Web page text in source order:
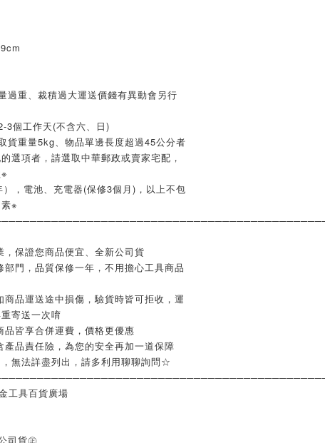
過重、裁積過大運送價錢有異動會另行
3個工作天(不含六、日)
貨重量5kg、物品單邊長度超過45公分者
選項者，請選取中華郵政或賣家宅配，
，電池、充電器(保修3個月)，以上不包
※
保證您商品便宜、全新公司貨
門，品質保修一年，不用擔心工具商品
品運送途中損傷，驗貨時皆可拒收，運
寄送一次唷
皆享合併運費，價格更優惠
品責任險，為您的安全再加一道保障
無法詳盡列出，請多利用聊聊詢問☆
工具百貨廣場
司貨㊣